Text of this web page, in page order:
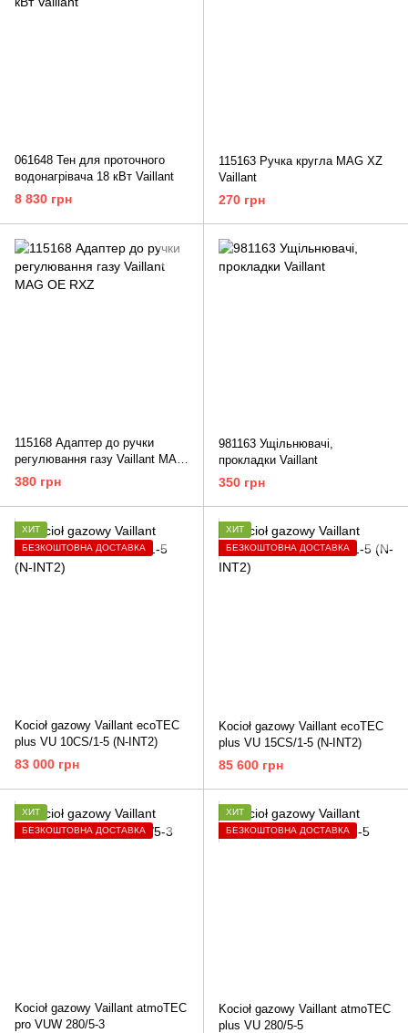
061648 Тен для проточного
водонагрівача 18 кВт Vaillant
8 830 грн
115163 Ручка кругла MAG XZ
Vaillant
270 грн
115168 Адаптер до ручки
регулювання газу Vaillant MAG
OE RXZ
380 грн
981163 Ущільнювачі,
прокладки Vaillant
350 грн
ХИТ
БЕЗКОШТОВНА ДОСТАВКА
Kocioł gazowy Vaillant ecoTEC
plus VU 10CS/1-5 (N-INT2)
83 000 грн
ХИТ
БЕЗКОШТОВНА ДОСТАВКА
Kocioł gazowy Vaillant ecoTEC
plus VU 15CS/1-5 (N-INT2)
85 600 грн
ХИТ
БЕЗКОШТОВНА ДОСТАВКА
Kocioł gazowy Vaillant atmoTEC
pro VUW 280/5-3
ХИТ
БЕЗКОШТОВНА ДОСТАВКА
Kocioł gazowy Vaillant atmoTEC
plus VU 280/5-5